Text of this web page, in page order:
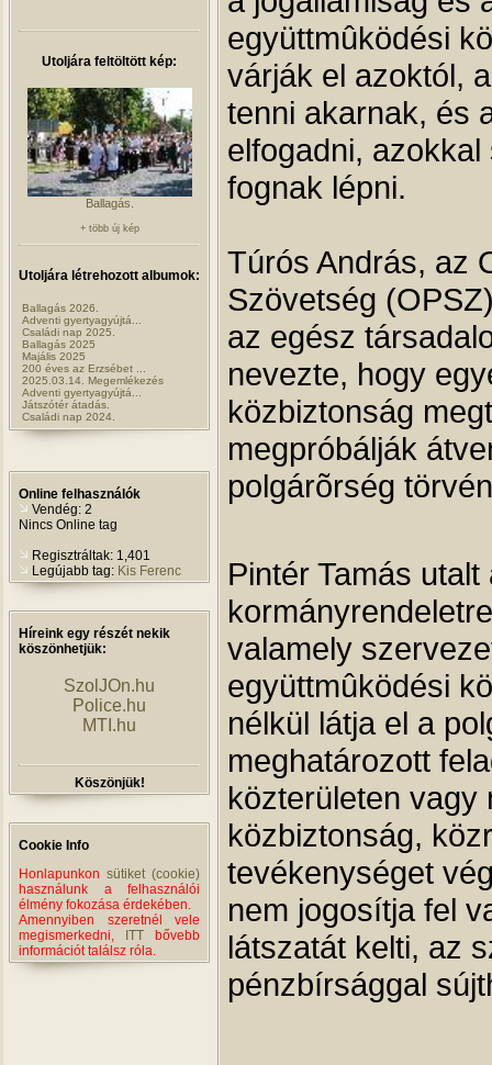
Utoljára feltöltött kép:
Ballagás.
+ több új kép
Utoljára létrehozott albumok:
Ballagás 2026.
Adventi gyertyagyújtá...
Családi nap 2025.
Ballagás 2025
Majális 2025
200 éves az Erzsébet ...
2025.03.14. Megemlékezés
Adventi gyertyagyújtá...
Játszótér átadás.
Családi nap 2024.
Online felhasználók
Vendég: 2
Nincs Online tag
Regisztráltak: 1,401
Legújabb tag: Kis Ferenc
Híreink egy részét nekik
köszönhetjük:
SzolJOn.hu
Police.hu
MTI.hu
Köszönjük!
Cookie Info
Honlapunkon sütiket (cookie)
használunk a felhasználói
élmény fokozása érdekében.
Amennyiben szeretnél vele
megismerkedni,
ITT bővebb
információt találsz róla.
együttmûködési
várják el azoktól,
tenni akarnak, és
elfogadni,
fognak lépni.
Túrós András, az
Szövetség
az egész
nevezte, hogy
közbiztonság
megpróbálják
polgárõrség
Pintér Tamás
valamely
együttmûködési
nélkül látja el a
meghatározott
közterületen vagy
közbiztonság,
tevékenységet
nem jogosítja fel
látszatát kelti, az
pénzbírsággal